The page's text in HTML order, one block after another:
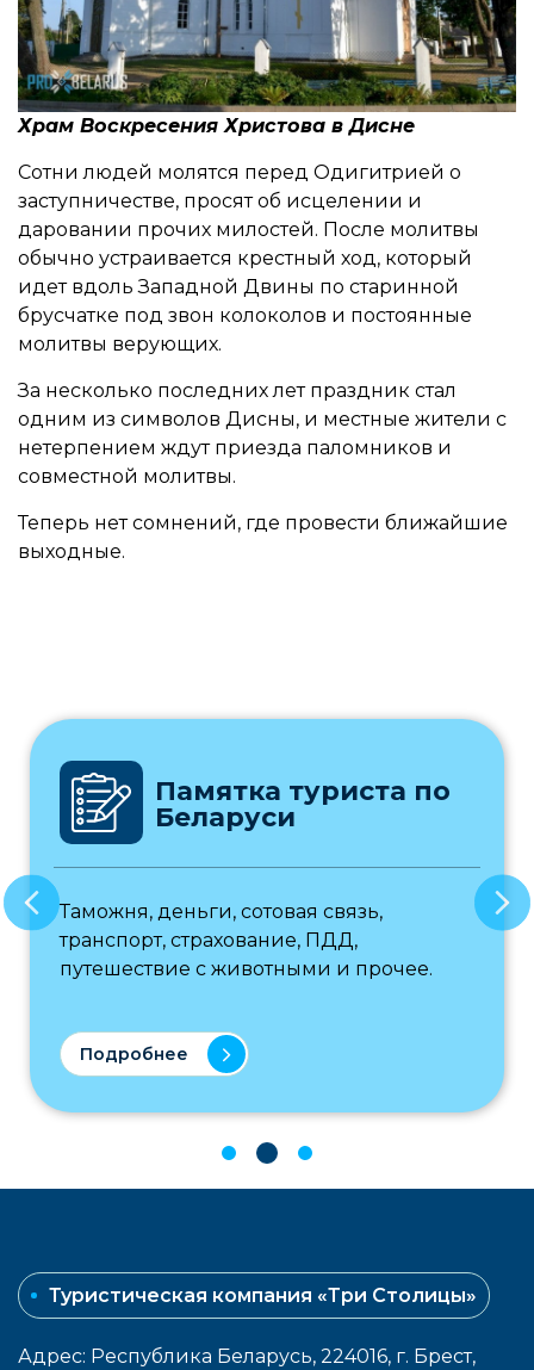
Храм Воскресения Христова в Дисне
Сотни людей молятся перед Одигитрией о
заступничестве, просят об исцелении и
даровании прочих милостей. После молитвы
обычно устраивается крестный ход, который
идет вдоль Западной Двины по старинной
брусчатке под звон колоколов и постоянные
молитвы верующих.
За несколько последних лет праздник стал
одним из символов Дисны, и местные жители с
нетерпением ждут приезда паломников и
совместной молитвы.
Теперь нет сомнений, где провести ближайшие
выходные.
Памятка туриста по
Беларуси
Таможня, деньги, сотовая связь,
транспорт, страхование, ПДД,
путешествие с животными и прочее.
Подробнее
Туристическая компания «Три Столицы»
Адрес: Республика Беларусь, 224016, г. Брест,